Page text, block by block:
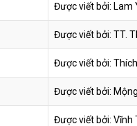
Được viết bởi: Lam
Được viết bởi: TT.
Được viết bởi:
Được viết bởi:
Được viết bởi: Vĩnh